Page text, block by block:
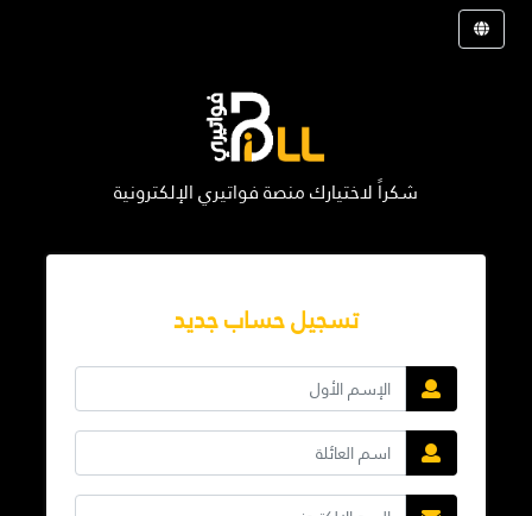
شكراً لاختيارك منصة فواتيري الإلكترونية
تسجيل حساب جديد